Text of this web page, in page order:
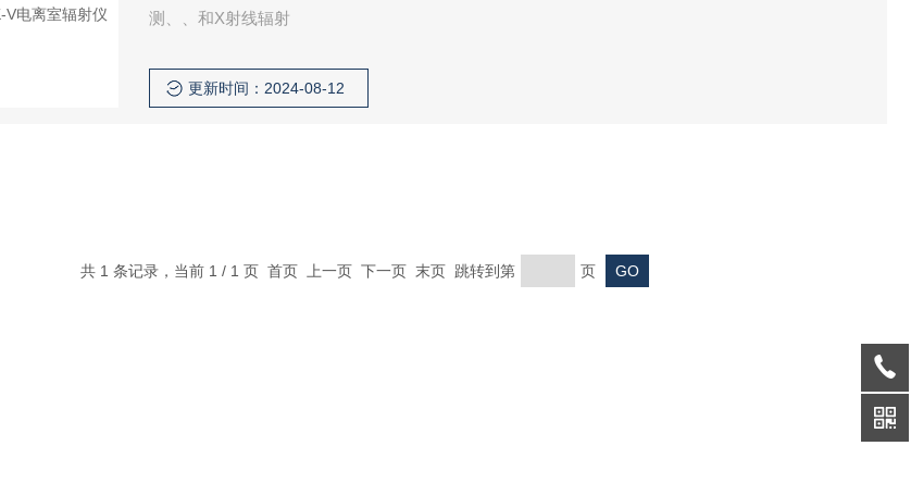
测、、和X射线辐射
更新时间：2024-08-12
共 1 条记录，当前 1 / 1 页 首页 上一页 下一页 末页 跳转到第 页